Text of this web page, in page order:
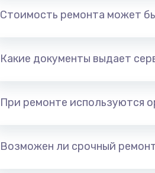
Стоимость ремонта может
Какие документы выдает
При ремонте используются
Возможен ли срочный